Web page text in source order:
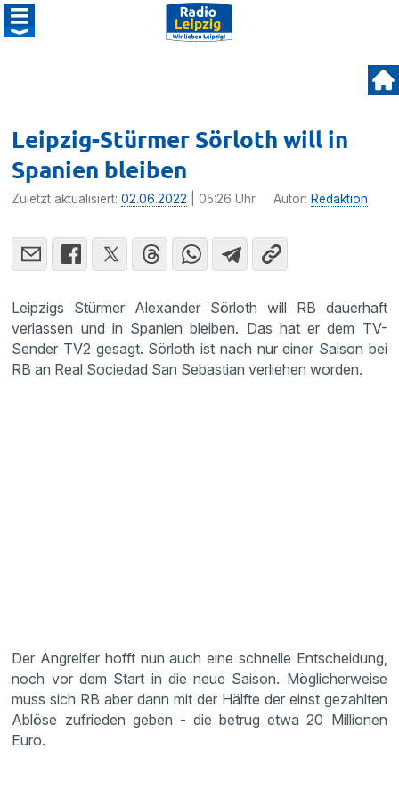
Leipzig-Stürmer Sörloth will in
Spanien bleiben
Zuletzt aktualisiert:02.06.2022 | 05:26 Uhr Autor: Redaktion
Leipzigs Stürmer Alexander Sörloth will RB dauerhaft
verlassen und in Spanien bleiben. Das hat er dem TV-
Sender TV2 gesagt. Sörloth ist nach nur einer Saison bei
RB an Real Sociedad San Sebastian verliehen worden.
Der Angreifer hofft nun auch eine schnelle Entscheidung,
noch vor dem Start in die neue Saison. Möglicherweise
muss sich RB aber dann mit der Hälfte der einst gezahlten
Ablöse zufrieden geben - die betrug etwa 20 Millionen
Euro.